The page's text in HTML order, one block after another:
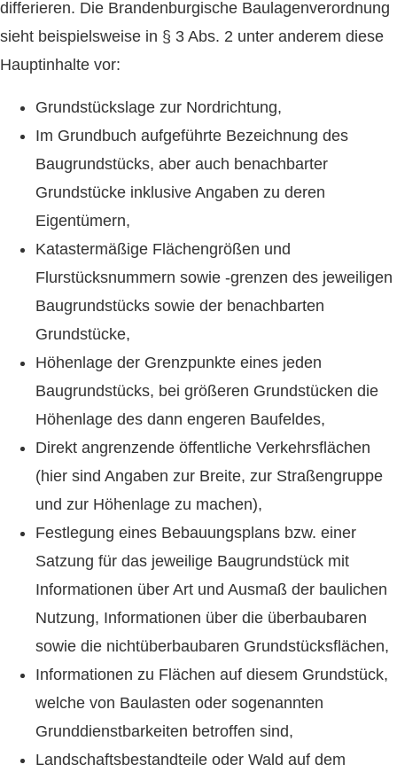
differieren. Die Brandenburgische Baulagenverordnung
sieht beispielsweise in § 3 Abs. 2 unter anderem diese
Hauptinhalte vor:
Grundstückslage zur Nordrichtung,
Im Grundbuch aufgeführte Bezeichnung des
Baugrundstücks, aber auch benachbarter
Grundstücke inklusive Angaben zu deren
Eigentümern,
Katastermäßige Flächengrößen und
Flurstücksnummern sowie -grenzen des jeweiligen
Baugrundstücks sowie der benachbarten
Grundstücke,
Höhenlage der Grenzpunkte eines jeden
Baugrundstücks, bei größeren Grundstücken die
Höhenlage des dann engeren Baufeldes,
Direkt angrenzende öffentliche Verkehrsflächen
(hier sind Angaben zur Breite, zur Straßengruppe
und zur Höhenlage zu machen),
Festlegung eines Bebauungsplans bzw. einer
Satzung für das jeweilige Baugrundstück mit
Informationen über Art und Ausmaß der baulichen
Nutzung, Informationen über die überbaubaren
sowie die nichtüberbaubaren Grundstücksflächen,
Informationen zu Flächen auf diesem Grundstück,
welche von Baulasten oder sogenannten
Grunddienstbarkeiten betroffen sind,
Landschaftsbestandteile oder Wald auf dem